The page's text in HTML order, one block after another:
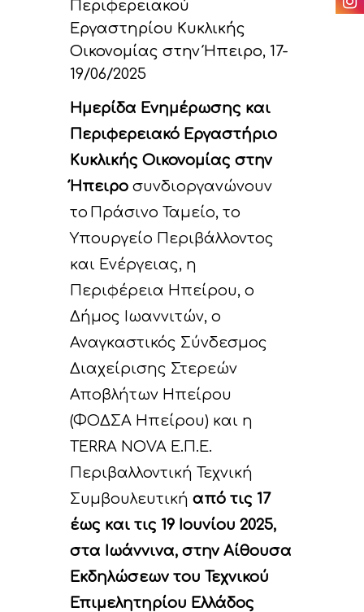
Περιφερειακού
Εργαστηρίου Κυκλικής
Οικονομίας στην Ήπειρο, 17-
19/06/2025
Ημερίδα Ενημέρωσης και
Περιφερειακό Εργαστήριο
Κυκλικής Οικονομίας στην
Ήπειρο συνδιοργανώνουν
το Πράσινο Ταμείο, το
Υπουργείο Περιβάλλοντος
και Ενέργειας, η
Περιφέρεια Ηπείρου, ο
Δήμος Ιωαννιτών, ο
Αναγκαστικός Σύνδεσμος
Διαχείρισης Στερεών
Αποβλήτων Ηπείρου
(ΦΟΔΣΑ Ηπείρου) και η
TERRA NOVA Ε.Π.Ε.
Περιβαλλοντική Τεχνική
Συμβουλευτική από τις 17
έως και τις 19 Ιουνίου 2025,
στα Ιωάννινα, στην Αίθουσα
Εκδηλώσεων του Τεχνικού
Επιμελητηρίου Ελλάδος
αποτελεσμάτων
F. Δράσεις
Παραδοτέα
Άλλα